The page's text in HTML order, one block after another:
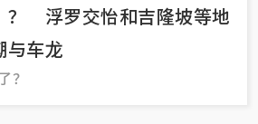
浮罗交怡和吉隆坡等地
与车龙
？